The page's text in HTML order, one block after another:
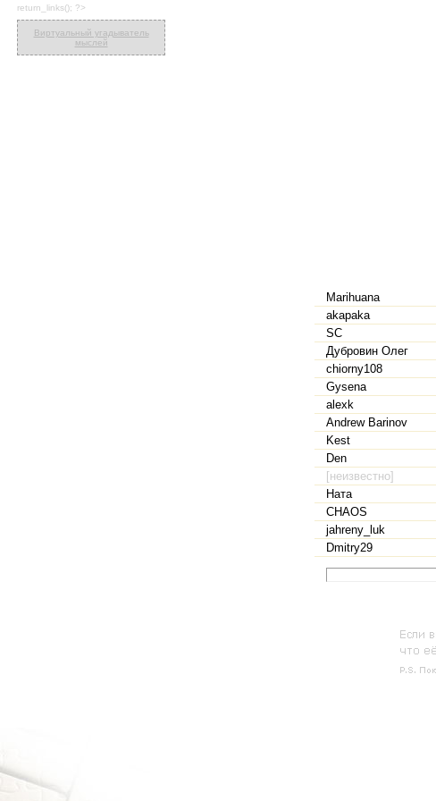
return_links(); ?>
Виртуальный угадыватель
мыслей
Marihuana
akapaka
SC
Дубровин Олег
chiorny108
Gysena
alexk
Andrew Barinov
Kest
Den
[неизвестно]
Ната
CHAOS
jahreny_luk
Dmitry29